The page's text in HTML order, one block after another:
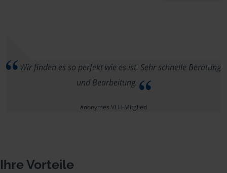
Wir finden es so perfekt wie es ist. Sehr schnelle Beratung
und Bearbeitung.
anonymes VLH-Mitglied
Ihre Vorteile